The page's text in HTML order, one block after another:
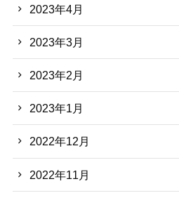
2023年4月
2023年3月
2023年2月
2023年1月
2022年12月
2022年11月